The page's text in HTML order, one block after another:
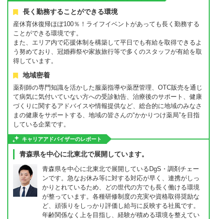
長く勤務することができる環境
産休育休復帰ほぼ100％！ライフイベントがあっても長く勤務する
ことができる環境です。
また、エリア内で応援体制を構築して平日でも有給を取得できるよ
う努めており、冠婚葬祭や家族旅行等で多くのスタッフが有給を取
得しています。
地域密着
薬剤師の専門知識を活かした服薬指導や薬歴管理、OTC販売を通じ
て病気に気付いていない方への受診勧告、治療後のサポート、健康
づくりに関するアドバイスや情報提供など、総合的に地域のみなさ
まの健康をサポートする、地域の皆さんの“かかりつけ薬局”を目指
している企業です。
キャリアアドバイザーのレポート
青森県を中心に北東北で展開しています。
青森県を中心に北東北で展開しているDgS・調剤チェー
ンです。急なお休み等に対する対応が早く、連携がしっ
かりとれているため、どの世代の方でも長く働ける環境
が整っています。各種研修制度の充実や資格取得奨励な
ど、頑張りをしっかり評価し給与に反映する社風です。
年齢関係なく上を目指し、経験が積める環境を整えてい